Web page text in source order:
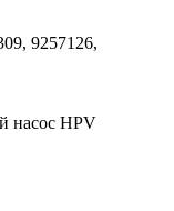
9257126,
насос HPV